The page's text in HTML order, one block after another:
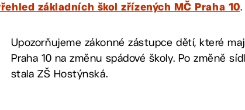
základních škol zřízených MČ Praha 10.
Upozorňujeme zákonné zástupce dětí, které
Praha 10 na změnu spádové školy. Po změně
stala ZŠ Hostýnská.